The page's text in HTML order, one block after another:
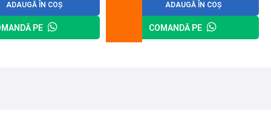
ADAUGĂ ÎN COȘ
PE
ADAUGĂ ÎN COȘ
COMANDĂ PE